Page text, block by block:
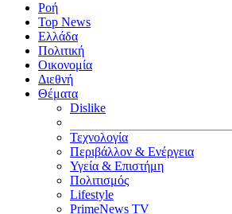
Ροή
Top News
Ελλάδα
Πολιτική
Οικονομία
Διεθνή
Θέματα
Dislike
Τεχνολογία
Περιβάλλον & Ενέργεια
Υγεία & Επιστήμη
Πολιτισμός
Lifestyle
PrimeNews TV